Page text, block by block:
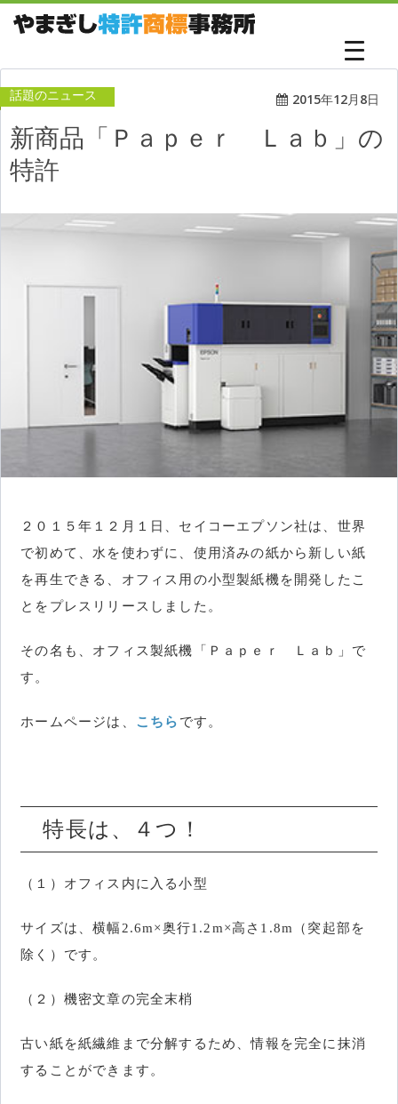
話題のニュース 2015年12月8日
新商品「Ｐａｐｅｒ Ｌａｂ」の
特許
２０１５年１２月１日、セイコーエプソン社は、世界
で初めて、水を使わずに、使用済みの紙から新しい紙
を再生できる、オフィス用の小型製紙機を開発したこ
とをプレスリリースしました。
その名も、オフィス製紙機「Ｐａｐｅｒ Ｌａｂ」で
す。
ホームページは、 こちら です。
特長は、４つ！
（１）オフィス内に入る小型
サイズは、横幅2.6m×奥行1.2m×高さ1.8m（突起部を
除く）です。
（２）機密文章の完全末梢
古い紙を紙繊維まで分解するため、情報を完全に抹消
することができます。